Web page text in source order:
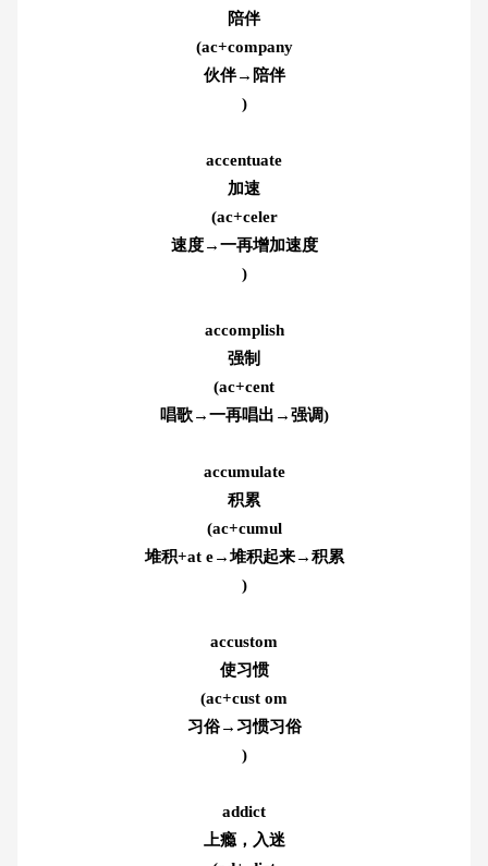
陪伴
(ac+company
伙伴→陪伴
)
accentuate
加速
(ac+celer
速度→一再增加速度
)
accomplish
强制
(ac+cent
唱歌→一再唱出→强调)
accumulate
积累
(ac+cumul
堆积+at e→堆积起来→积累
)
accustom
使习惯
(ac+cust om
习俗→习惯习俗
)
addict
上瘾，入迷